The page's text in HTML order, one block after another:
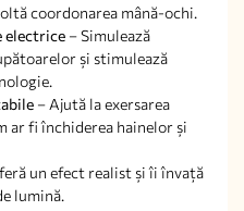
coordonarea mână-ochi.
electrice – Simulează
și stimulează
– Ajută la exersarea
fi închiderea hainelor și
un efect realist și îi învață
lumină.